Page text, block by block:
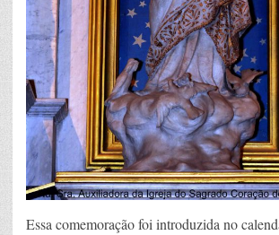
Essa comemoração foi introduzida no